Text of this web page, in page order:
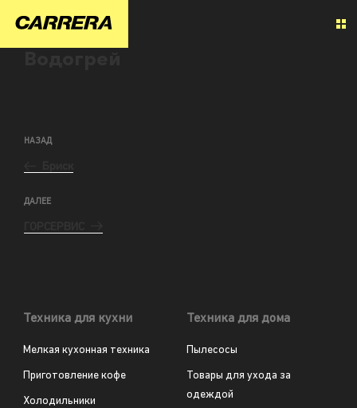
НАЗАД
ДАЛЕЕ
Техника для кухни
Мелкая кухонная техника
Приготовление кофе
Холодильники
Техника для дома
Пылесосы
Товары для ухода за
одеждой